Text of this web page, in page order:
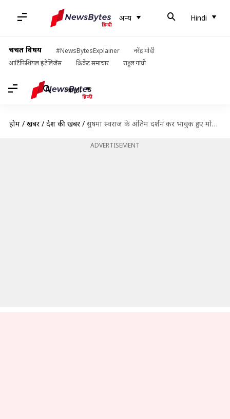
अन्य Hindi
चर्चित विषय #NewsBytesExplainer
नरेंद्र मोदी
आर्टिफिशियल इंटेलिजेंस
क्रिकेट समाचार राहुल गांधी
Hindi
होम / खबरें / देश की खबरें / सुषमा स्वराज के अंतिम दर्शन कर भावुक हुए मोदी-आडवाणी, दुनियाभर के नेताओं ने दी श्रद्धांजलि
ADVERTISEMENT